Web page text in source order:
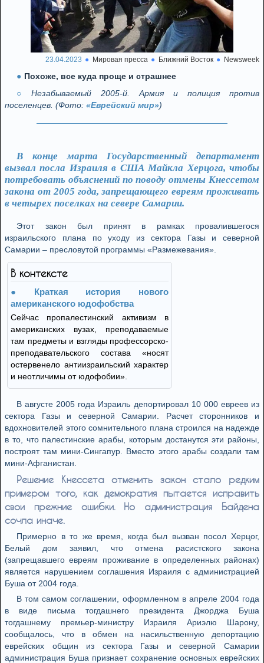
23.04.2023 Мировая пресса Ближний Восток Newsweek
Похоже, все куда проще и страшнее
Незабываемый 2005-й. Армия и полиция против
поселенцев. (Фото: «Еврейский мир»)
В конце марта Государственный департамент
вызвал посла Израиля в США Майкла Херцога, чтобы
потребовать объяснений по поводу отмены Кнессетом
закона от 2005 года, запрещающего евреям проживать
в четырех поселках на севере Самарии.
Этот закон был принят в рамках провалившегося
израильского плана по уходу из сектора Газы и северной
Самарии – пресловутой программы «Размежевания».
В контексте
Краткая история нового
американского юдофобства
Сейчас пропалестинский активизм в
американских вузах, преподаваемые
там предметы и взгляды профессорско-
преподавательского состава «носят
остервенело антиизраильский характер
и неотличимы от юдофобии».
В августе 2005 года Израиль депортировал 10 000 евреев из
сектора Газы и северной Самарии. Расчет сторонников и
вдохновителей этого сомнительного плана строился на надежде
в то, что палестинские арабы, которым достанутся эти районы,
построят там мини-Сингапур. Вместо этого арабы создали там
мини-Афганистан.
Решение Кнессета отменить закон стало редким
примером того, как демократия пытается исправить
свои прежние ошибки. Но администрация Байдена
сочла иначе.
Примерно в то же время, когда был вызван посол Херцог,
Белый дом заявил, что отмена расистского закона
(запрещавшего евреям проживание в определенных районах)
является нарушением соглашения Израиля с администрацией
Буша от 2004 года.
В том самом соглашении, оформленном в апреле 2004 года
в виде письма тогдашнего президента Джорджа Буша
тогдашнему премьер-министру Израиля Ариэлю Шарону,
сообщалось, что в обмен на насильственную депортацию
еврейских общин из сектора Газы и северной Самарии
администрация Буша признает сохранение основных еврейских